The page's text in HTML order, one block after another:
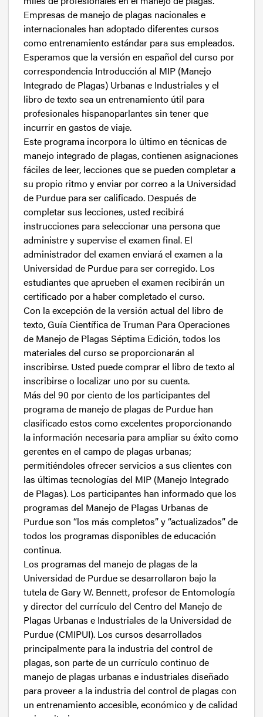
Empresas de manejo de plagas nacionales e
internacionales han adoptado diferentes cursos
como entrenamiento estándar para sus empleados.
Esperamos que la versión en español del curso por
correspondencia Introducción al MIP (Manejo
Integrado de Plagas) Urbanas e Industriales y el
libro de texto sea un entrenamiento útil para
profesionales hispanoparlantes sin tener que
incurrir en gastos de viaje.
Este programa incorpora lo último en técnicas de
manejo integrado de plagas, contienen asignaciones
fáciles de leer, lecciones que se pueden completar a
su propio ritmo y enviar por correo a la Universidad
de Purdue para ser calificado. Después de
completar sus lecciones, usted recibirá
instrucciones para seleccionar una persona que
administre y supervise el examen final. El
administrador del examen enviará el examen a la
Universidad de Purdue para ser corregido. Los
estudiantes que aprueben el examen recibirán un
certificado por a haber completado el curso.
Con la excepción de la versión actual del libro de
texto, Guía Científica de Truman Para Operaciones
de Manejo de Plagas Séptima Edición, todos los
materiales del curso se proporcionarán al
inscribirse. Usted puede comprar el libro de texto al
inscribirse o localizar uno por su cuenta.
Más del 90 por ciento de los participantes del
programa de manejo de plagas de Purdue han
clasificado estos como excelentes proporcionando
la información necesaria para ampliar su éxito como
gerentes en el campo de plagas urbanas;
permitiéndoles ofrecer servicios a sus clientes con
las últimas tecnologías del MIP (Manejo Integrado
de Plagas). Los participantes han informado que los
programas del Manejo de Plagas Urbanas de
Purdue son “los más completos” y “actualizados” de
todos los programas disponibles de educación
continua.
Los programas del manejo de plagas de la
Universidad de Purdue se desarrollaron bajo la
tutela de Gary W. Bennett, profesor de Entomología
y director del currículo del Centro del Manejo de
Plagas Urbanas e Industriales de la Universidad de
Purdue (CMIPUI). Los cursos desarrollados
principalmente para la industria del control de
plagas, son parte de un currículo continuo de
manejo de plagas urbanas e industriales diseñado
para proveer a la industria del control de plagas con
un entrenamiento accesible, económico y de calidad